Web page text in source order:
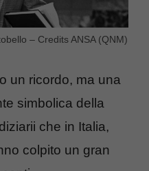
– Credits ANSA (QNM)
un ricordo, ma una
simbolica della
che in Italia,
colpito un gran